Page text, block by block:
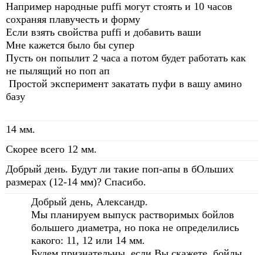
Например народные puffi могут стоять и 10 часов
сохраняя плавучесть и форму
Если взять свойства puffi и добавить ваши
Мне кажется было бы супер
Пусть он попылит 2 часа а потом будет работать как
не пылящий но поп ап
Простой эксперимент закатать пуфи в вашу амино
базу
14 мм.
Скорее всего 12 мм.
Добрый день. Будут ли такие поп-апы в бОльших
размерах (12-14 мм)? Спасибо.
Добрый день, Александр.
Мы планируем выпуск растворимых бойлов
большего диаметра, но пока не определились
какого: 11, 12 или 14 мм.